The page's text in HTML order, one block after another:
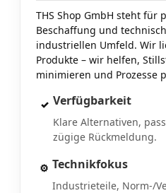
THS Shop GmbH steht für
Beschaffung und
industriellen Umfeld. Wir
Produkte – wir helfen,
minimieren und Prozesse
✓ Verfügbarkeit
Klare Alternativen,
zügige Rückmeldung.
⚙ Technikfokus
Industrieteile, Norm-/